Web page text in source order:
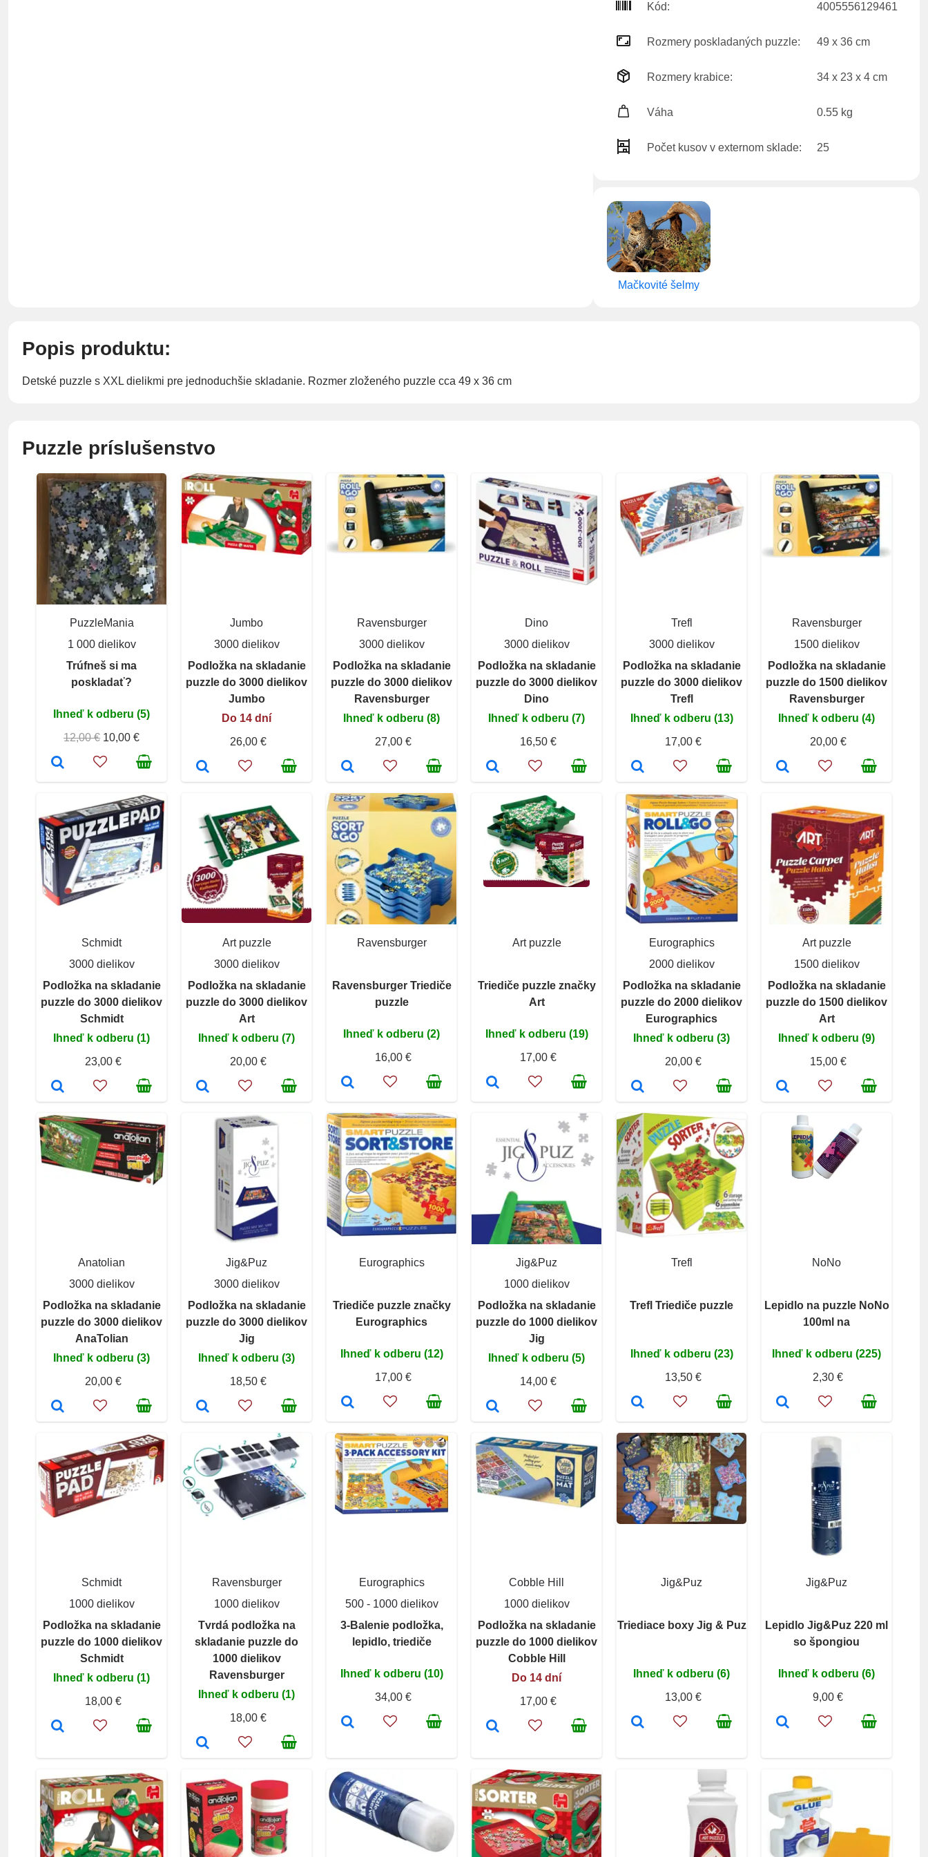
Kód: 4005556129461
Rozmery poskladaných puzzle: 49 x 36 cm
Rozmery krabice: 34 x 23 x 4 cm
Váha 0.55 kg
Počet kusov v externom sklade: 25
Mačkovité šelmy
Popis produktu:
Detské puzzle s XXL dielikmi pre jednoduchšie skladanie. Rozmer zloženého puzzle cca 49 x 36 cm
Puzzle príslušenstvo
PuzzleMania
1 000 dielikov
Trúfneš si ma
poskladať?
Ihneď k odberu (5)
12,00 € 10,00 €
Jumbo
3000 dielikov
Podložka na skladanie
puzzle do 3000 dielikov
Jumbo
Do 14 dní
26,00 €
Ravensburger
3000 dielikov
Podložka na skladanie
puzzle do 3000 dielikov
Ravensburger
Ihneď k odberu (8)
27,00 €
Dino
3000 dielikov
Podložka na skladanie
puzzle do 3000 dielikov
Dino
Ihneď k odberu (7)
16,50 €
Trefl
3000 dielikov
Podložka na skladanie
puzzle do 3000 dielikov
Trefl
Ihneď k odberu (13)
17,00 €
Ravensburger
1500 dielikov
Podložka na skladanie
puzzle do 1500 dielikov
Ravensburger
Ihneď k odberu (4)
20,00 €
Schmidt
3000 dielikov
Podložka na skladanie
puzzle do 3000 dielikov
Schmidt
Ihneď k odberu (1)
23,00 €
Art puzzle
3000 dielikov
Podložka na skladanie
puzzle do 3000 dielikov
Art
Ihneď k odberu (7)
20,00 €
Ravensburger
Ravensburger Triediče
puzzle
Ihneď k odberu (2)
16,00 €
Art puzzle
Triediče puzzle značky
Art
Ihneď k odberu (19)
17,00 €
Eurographics
2000 dielikov
Podložka na skladanie
puzzle do 2000 dielikov
Eurographics
Ihneď k odberu (3)
20,00 €
Art puzzle
1500 dielikov
Podložka na skladanie
puzzle do 1500 dielikov
Art
Ihneď k odberu (9)
15,00 €
Anatolian
3000 dielikov
Podložka na skladanie
puzzle do 3000 dielikov
AnaTolian
Ihneď k odberu (3)
20,00 €
Jig&Puz
3000 dielikov
Podložka na skladanie
puzzle do 3000 dielikov
Jig
Ihneď k odberu (3)
18,50 €
Eurographics
Triediče puzzle značky
Eurographics
Ihneď k odberu (12)
17,00 €
Jig&Puz
1000 dielikov
Podložka na skladanie
puzzle do 1000 dielikov
Jig
Ihneď k odberu (5)
14,00 €
Trefl
Trefl Triediče puzzle
Ihneď k odberu (23)
13,50 €
NoNo
Lepidlo na puzzle NoNo
100ml na
Ihneď k odberu (225)
2,30 €
Schmidt
1000 dielikov
Podložka na skladanie
puzzle do 1000 dielikov
Schmidt
Ihneď k odberu (1)
18,00 €
Ravensburger
1000 dielikov
Tvrdá podložka na
skladanie puzzle do
1000 dielikov
Ravensburger
Ihneď k odberu (1)
18,00 €
Eurographics
500 - 1000 dielikov
3-Balenie podložka,
lepidlo, triediče
Ihneď k odberu (10)
34,00 €
Cobble Hill
1000 dielikov
Podložka na skladanie
puzzle do 1000 dielikov
Cobble Hill
Do 14 dní
17,00 €
Jig&Puz
Triediace boxy Jig & Puz
Ihneď k odberu (6)
13,00 €
Jig&Puz
Lepidlo Jig&Puz 220 ml
so špongiou
Ihneď k odberu (6)
9,00 €